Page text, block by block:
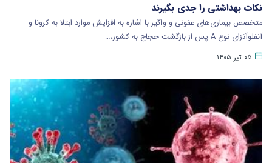
نکات بهداشتی را جدی بگیرند
متخصص بیماری‌های عفونی و واگیر با اشاره به افزایش موارد ابتلا به کرونا و
آنفلوآنزای نوع A پس از بازگشت حجاج به کشور،…
۰۵ تیر ۱۴۰۵